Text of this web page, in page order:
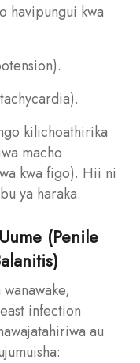
havipungui kwa
kilichoathirika
macho
kwa figo). Hii ni
ya haraka.
(Penile
infection
au